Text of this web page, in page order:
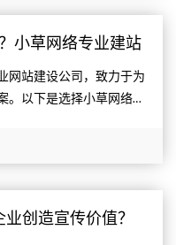
小草网络专业建站
网站建设公司，致力于为
。以下是选择小草网络作
创造宣传价值？